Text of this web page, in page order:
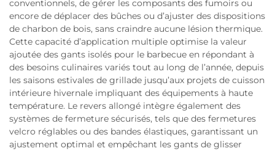
conventionnels, de gérer les composants des fumoirs ou
encore de déplacer des bûches ou d’ajuster des dispositions
de charbon de bois, sans craindre aucune lésion thermique.
Cette capacité d’application multiple optimise la valeur
ajoutée des gants isolés pour le barbecue en répondant à
des besoins culinaires variés tout au long de l’année, depuis
les saisons estivales de grillade jusqu’aux projets de cuisson
intérieure hivernale impliquant des équipements à haute
température. Le revers allongé intègre également des
systèmes de fermeture sécurisés, tels que des fermetures
velcro réglables ou des bandes élastiques, garantissant un
ajustement optimal et empêchant les gants de glisser